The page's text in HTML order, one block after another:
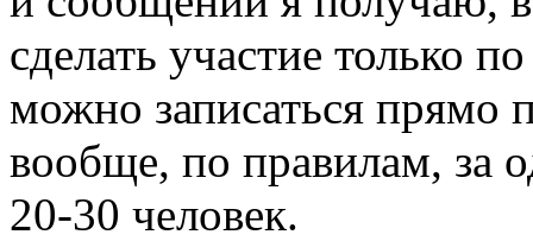
сделать участие только
можно записаться прямо
вообще, по правилам, за
20-30 человек.